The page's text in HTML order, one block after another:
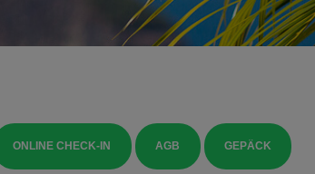
ONLINE CHECK-IN AGB GEPÄCK